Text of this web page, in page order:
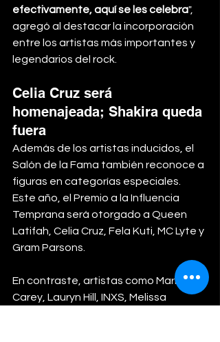
efectivamente, aquí se les celebra",
agregó al destacar la incorporación
entre los artistas más importantes y
legendarios del rock.
Celia Cruz será
homenajeada; Shakira queda
fuera
Además de los artistas inducidos, el
Salón de la Fama también reconoce a
figuras en categorías especiales.
Este año, el Premio a la Influencia
Temprana será otorgado a Queen
Latifah, Celia Cruz, Fela Kuti, MC Lyte y
Gram Parsons.
En contraste, artistas como Mariah
Carey, Lauryn Hill, INXS, Melissa